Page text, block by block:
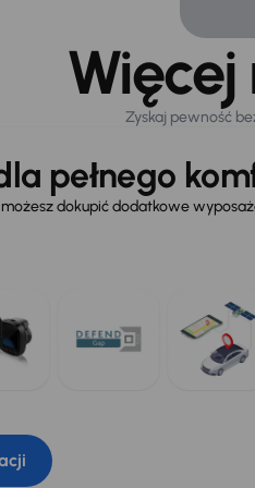
Zyskaj pewność
pełnego
dokupić dodatkowe